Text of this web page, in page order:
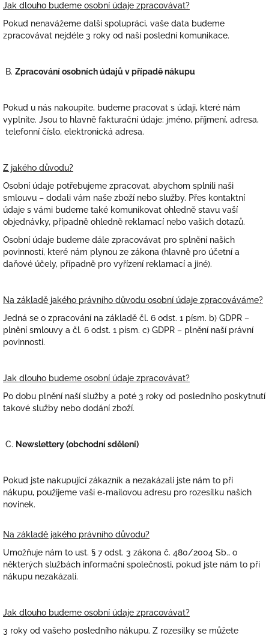
Jak dlouho budeme osobní údaje zpracovávat?
Pokud nenavážeme další spolupráci, vaše data budeme
zpracovávat nejdéle 3 roky od naší poslední komunikace.
B. Zpracování osobních údajů v případě nákupu
Pokud u nás nakoupíte, budeme pracovat s údaji, které nám
vyplníte. Jsou to hlavně fakturační údaje: jméno, příjmení, adresa,
telefonní číslo, elektronická adresa.
Z jakého důvodu?
Osobní údaje potřebujeme zpracovat, abychom splnili naši
smlouvu – dodali vám naše zboží nebo služby. Přes kontaktní
údaje s vámi budeme také komunikovat ohledně stavu vaší
objednávky, případně ohledně reklamací nebo vašich dotazů.
Osobní údaje budeme dále zpracovávat pro splnění našich
povinností, které nám plynou ze zákona (hlavně pro účetní a
daňové účely, případně pro vyřízení reklamací a jiné).
Na základě jakého právního důvodu osobní údaje zpracováváme?
Jedná se o zpracování na základě čl. 6 odst. 1 písm. b) GDPR –
plnění smlouvy a čl. 6 odst. 1 písm. c) GDPR – plnění naší právní
povinnosti.
Jak dlouho budeme osobní údaje zpracovávat?
Po dobu plnění naší služby a poté 3 roky od posledního poskytnutí
takové služby nebo dodání zboží.
C. Newslettery (obchodní sdělení)
Pokud jste nakupující zákazník a nezakázali jste nám to při
nákupu, použijeme vaši e-mailovou adresu pro rozesílku našich
novinek.
Na základě jakého právního důvodu?
Umožňuje nám to ust. § 7 odst. 3 zákona č. 480/2004 Sb., o
některých službách informační společnosti, pokud jste nám to při
nákupu nezakázali.
Jak dlouho budeme osobní údaje zpracovávat?
3 roky od vašeho posledního nákupu. Z rozesílky se můžete